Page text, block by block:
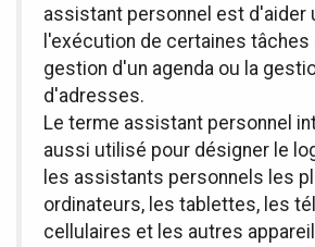
assistant personnel est d'aider
l'exécution de certaines tâches
gestion d'un agenda ou la
d'adresses.
Le terme assistant personnel
aussi utilisé pour désigner le
les assistants personnels les
ordinateurs, les tablettes, les
cellulaires et les autres